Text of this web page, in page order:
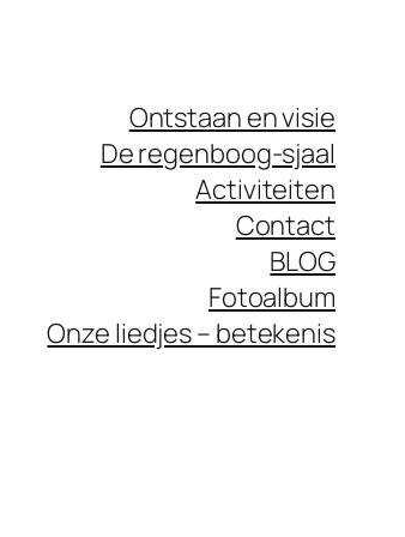
Ontstaan en visie
De regenboog-sjaal
Activiteiten
Contact
BLOG
Fotoalbum
Onze liedjes – betekenis